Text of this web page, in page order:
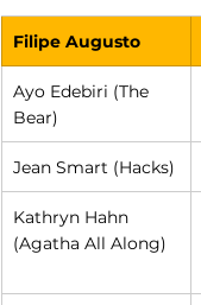
Filipe Augusto
Ayo Edebiri (The
Bear)
Jean Smart (Hacks)
Kathryn Hahn
(Agatha All Along)